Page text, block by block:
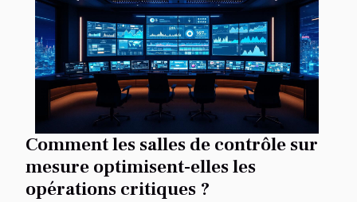
Comment les salles de contrôle sur
mesure optimisent-elles les
opérations critiques ?